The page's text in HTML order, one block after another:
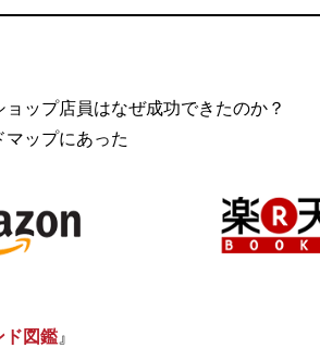
ップ店員はなぜ成功できたのか？
マップにあった
ド図鑑』